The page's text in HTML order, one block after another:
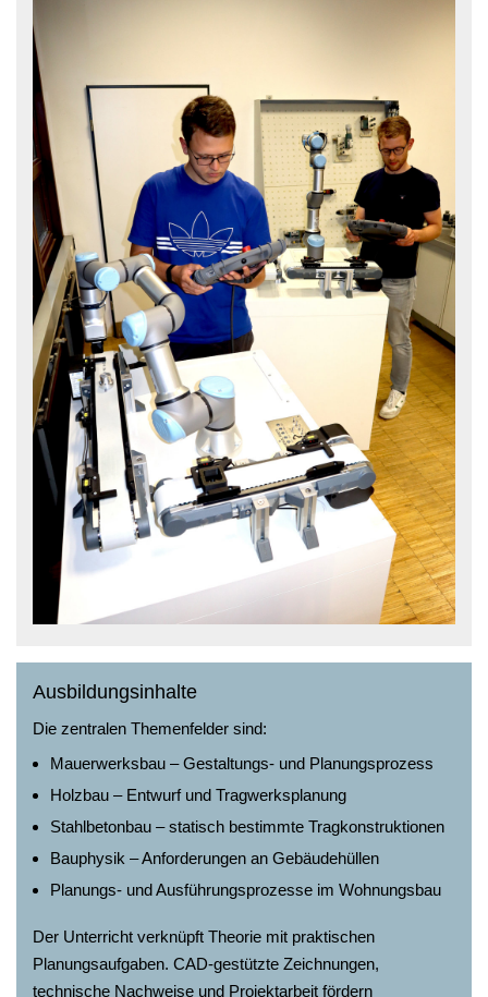
Ausbildungsinhalte
Die zentralen Themenfelder sind:
Mauerwerksbau – Gestaltungs- und Planungsprozess
Holzbau – Entwurf und Tragwerksplanung
Stahlbetonbau – statisch bestimmte Tragkonstruktionen
Bauphysik – Anforderungen an Gebäudehüllen
Planungs- und Ausführungsprozesse im Wohnungsbau
Der Unterricht verknüpft Theorie mit praktischen
Planungsaufgaben. CAD-gestützte Zeichnungen,
technische Nachweise und Projektarbeit fördern